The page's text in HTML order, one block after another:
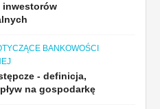
inwestorów
BANKOWOŚCI
- definicja,
na gospodarkę